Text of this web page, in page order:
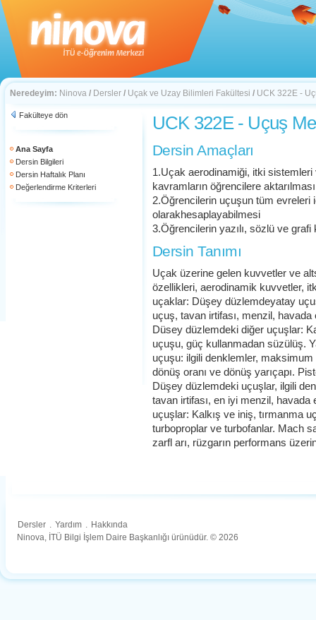
Neredeyim: Ninova / Dersler / Uçak ve Uzay Bilimleri Fakültesi / UCK 322E -
Fakülteye dön
Ana Sayfa
Dersin Bilgileri
Dersin Haftalık Planı
Değerlendirme Kriterleri
UCK 322E - Uçuş
Dersin Amaçları
1.Uçak aerodinamiği, itki
kavramların öğrencilere
2.Öğrencilerin uçuşun tüm evreleri
olarakhesaplayabilmesi
3.Öğrencilerin yazılı, sözlü ve
Dersin Tanımı
Uçak üzerine gelen kuvvetler ve
özellikleri, aerodinamik kuvvetler,
uçaklar: Düşey düzlemdeyatay
uçuş, tavan irtifası, menzil,
Düsey düzlemdeki diğer uçuşlar:
uçuşu, güç kullanmadan süzülüş.
uçuşu: ilgili denklemler, maksimum
dönüş oranı ve dönüş yarıçapı.
Düşey düzlemdeki uçuşlar, ilgili
tavan irtifası, en iyi menzil,
uçuşlar: Kalkış ve iniş, tırmanma
turboproplar ve turbofanlar. Mach
zarfl arı, rüzgarın performans
Dersler . Yardım . Hakkında
Ninova, İTÜ Bilgi İşlem Daire Başkanlığı ürünüdür. © 2026